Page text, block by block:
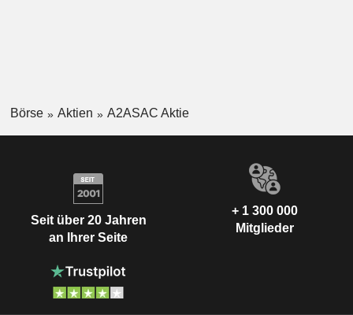
Börse Aktien A2ASAC Aktie
Seit über 20 Jahren
an Ihrer Seite
+ 1 300 000
Mitglieder